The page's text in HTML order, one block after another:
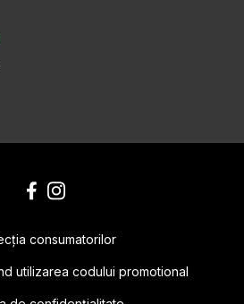
consumatorilor
utilizarea codului promotional